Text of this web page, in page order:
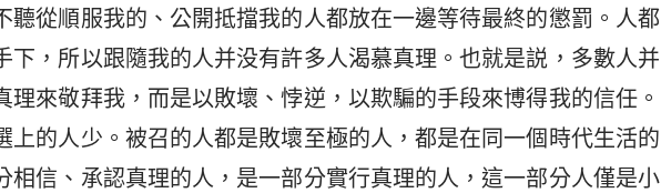
聽從順服我的、公開抵擋我的人都放在一邊等待最終的懲罰。人都
下，所以跟隨我的人并没有許多人渴慕真理。也就是説，多數人并
理來敬拜我，而是以敗壞、悖逆，以欺騙的手段來博得我的信任。
上的人少。被召的人都是敗壞至極的人，都是在同一個時代生活的
相信、承認真理的人，是一部分實行真理的人，這一部分人僅是小